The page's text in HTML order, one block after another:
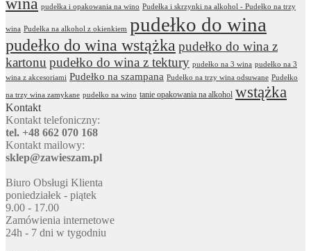
pudełka i opakowania na wino Pudełka i skrzynki na alkohol - Pudełko na trzy
wina Pudełka na alkohol z okienkiem pudełko do wina
pudełko do wina wstążka pudełko do wina z
kartonu pudełko do wina z tektury pudełko na 3 wina pudełko na 3
wina z akcesoriami Pudełko na szampana Pudełko na trzy wina odsuwane Pudełko
na trzy wina zamykane pudełko na wino tanie opakowania na alkohol wstążka
Kontakt
Kontakt telefoniczny:
tel. +48 662 070 168
Kontakt mailowy:
sklep@zawieszam.pl
Biuro Obsługi Klienta
poniedziałek - piątek
9.00 - 17.00
Zamówienia internetowe
24h - 7 dni w tygodniu